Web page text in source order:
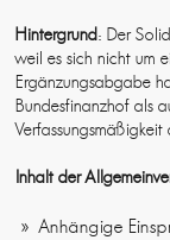
Hintergrund: Der
weil es sich nicht um
Ergänzungsabgabe
Bundesfinanzhof als
Inhalt der
Anhängige